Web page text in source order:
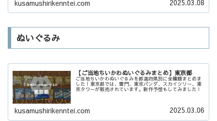
kusamushirikenntei.com 2025.03.08
ぬいぐるみ
【ご当地ちいかわぬいぐるみまとめ】東京都
ご当地ちいかわぬいぐるみを都道府県別に全種類まとめま
した！東京都では、雷門、東京パンダ、スカイツリー、東
京タワーが販売されています。新作予想もしてみました！
kusamushirikenntei.com 2025.03.06